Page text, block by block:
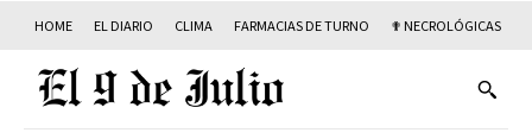
HOME EL DIARIO CLIMA FARMACIAS DE TURNO ✟ NECROLÓGICAS